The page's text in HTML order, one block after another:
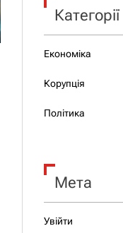
Категорії
Економіка
Корупція
Політика
Мета
Увійти